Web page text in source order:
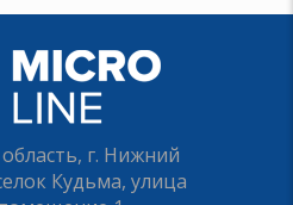
г. Нижний
Кудьма, улица